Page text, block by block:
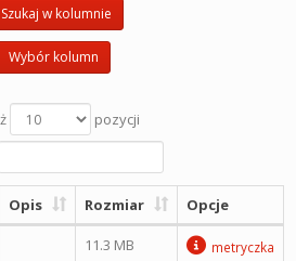
Szukaj w kolumnie
Wybór kolumn
pozycji
Opis Rozmiar Opcje
11.3 MB metryczka